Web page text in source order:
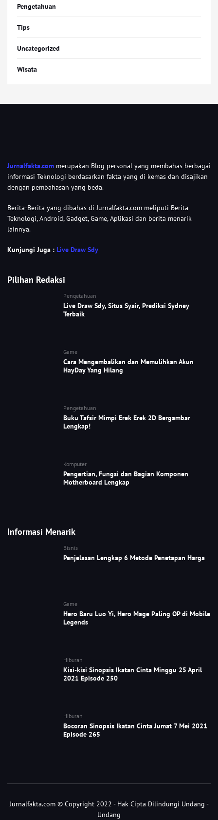
Pengetahuan
Tips
Uncategorized
Wisata
Jurnalfakta.com merupakan Blog personal yang membahas berbagai
informasi Teknologi berdasarkan fakta yang di kemas dan disajikan
dengan pembahasan yang beda.
Berita-Berita yang dibahas di Jurnalfakta.com meliputi Berita
Teknologi, Android, Gadget, Game, Aplikasi dan berita menarik
lainnya.
Kunjungi Juga : Live Draw Sdy
Pilihan Redaksi
Pengetahuan
Live Draw Sdy, Situs Syair, Prediksi Sydney
Terbaik
Game
Cara Mengembalikan dan Memulihkan Akun
HayDay Yang Hilang
Pengetahuan
Buku Tafsir Mimpi Erek Erek 2D Bergambar
Lengkap!
Komputer
Pengertian, Fungsi dan Bagian Komponen
Motherboard Lengkap
Informasi Menarik
Bisnis
Penjelasan Lengkap 6 Metode Penetapan Harga
Game
Hero Baru Luo Yi, Hero Mage Paling OP di Mobile
Legends
Hiburan
Kisi-kisi Sinopsis Ikatan Cinta Minggu 25 April
2021 Episode 250
Hiburan
Bocoran Sinopsis Ikatan Cinta Jumat 7 Mei 2021
Episode 265
Jurnalfakta.com © Copyright 2022 - Hak Cipta Dilindungi Undang -
Undang